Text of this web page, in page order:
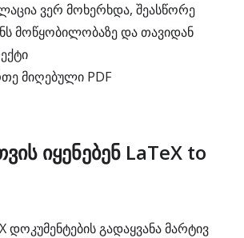
ვერ მოხერხდა, შეასწორე
მოწყობილობაზე და თავიდან
მიღებული PDF
იყენებენ LaTeX to
დოკუმენტების გადაყვანა მარტივ